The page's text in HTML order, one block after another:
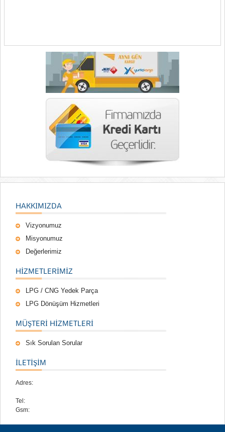
HAKKIMIZDA
Vizyonumuz
Misyonumuz
Değerlerimiz
HIZMETLERIMIZ
LPG / CNG Yedek Parça
LPG Dönüşüm Hizmetleri
MÜŞTERI HIZMETLERI
Sık Sorulan Sorular
İLETİŞİM
Adres:
Tel:
Gsm: